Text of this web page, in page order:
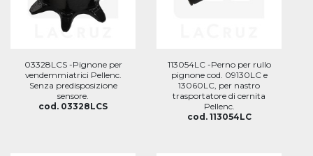
03328LCS -Pignone per
vendemmiatrici Pellenc.
Senza predisposizione
sensore.
cod. 03328LCS
113054LC -Perno per rullo
pignone cod. 09130LC e
13060LC, per nastro
trasportatore di cernita
Pellenc.
cod. 113054LC